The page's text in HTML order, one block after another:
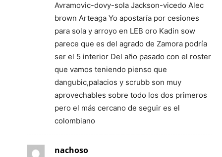
Avramovic-dovy-sola Jackson-vicedo Alec
brown Arteaga Yo apostaría por cesiones
para sola y arroyo en LEB oro Kadin sow
parece que es del agrado de Zamora podría
ser el 5 interior Del año pasado con el roster
que vamos teniendo pienso que
dangubic,palacios y scrubb son muy
aprovechables sobre todo los dos primeros
pero el más cercano de seguir es el
colombiano
nachoso